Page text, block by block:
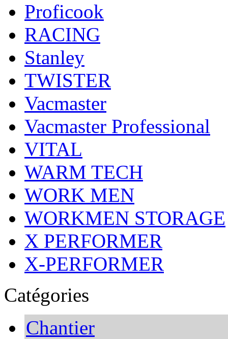
Proficook
RACING
Stanley
TWISTER
Vacmaster
Vacmaster Professional
VITAL
WARM TECH
WORK MEN
WORKMEN STORAGE
X PERFORMER
X-PERFORMER
Catégories
Chantier